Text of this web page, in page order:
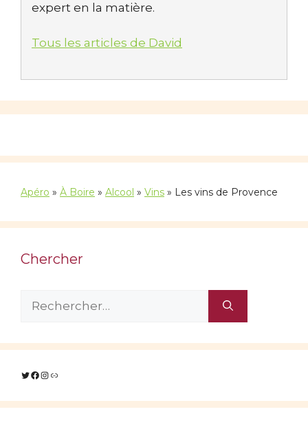
expert en la matière.
Tous les articles de David
Apéro » À Boire » Alcool » Vins » Les vins de Provence
Chercher
Rechercher :
Twitter
Facebook
Instagram
Lien